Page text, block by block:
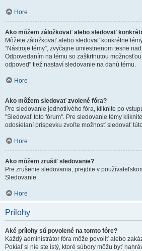
Hore
Ako môžem záložkovať alebo sledovať
Môžete záložkovať alebo sledovať konkrétne
“Nástroje témy”, zvyčajne umiestnenom tesne
Odpovedaním na tému so zaškrtnutou
odpoveď” tiež nastaví sledovanie na danú tému.
Hore
Ako môžem sledovať zvolené fóra?
Pre sledovanie jednotlivého fóra, kliknite po
"Sledovať toto fórum". Pre sledovanie témy
odosielaní príspevku zvoľte možnosť sledovať
Hore
Ako môžem zrušiť sledovanie?
Pre zrušenie sledovania, prejdite v
Sledovanie.
Hore
Prílohy
Aké prílohy sú povolené na tomto fóre?
Každý administrátor fóra môže povoliť alebo
Pokiaľ si nie ste istý, ktoré súbory môžu byť